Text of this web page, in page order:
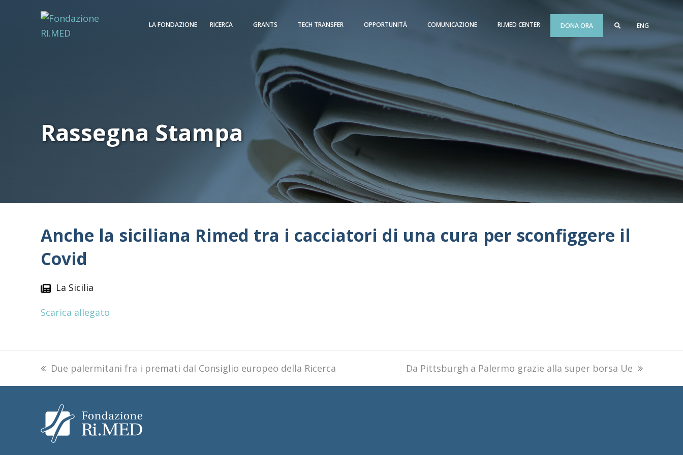
LA FONDAZIONE RICERCA GRANTS TECH TRANSFER OPPORTUNITÀ COMUNICAZIONE RI.MED CENTER DONA ORA ENG
Rassegna Stampa
Anche la siciliana Rimed tra i cacciatori di una cura per sconfiggere il
Covid
La Sicilia
Scarica allegato
previous
post:
Due palermitani fra i premati dal Consiglio europeo della Ricerca
next
post:
Da Pittsburgh a Palermo grazie alla super borsa Ue